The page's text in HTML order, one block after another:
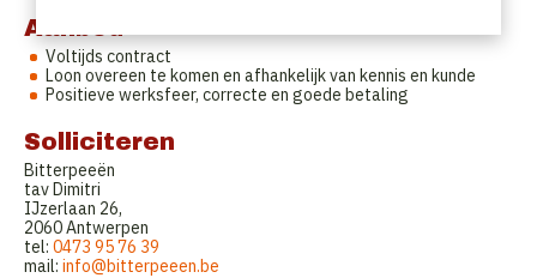
Aanbod
Voltijds contract
Loon overeen te komen en afhankelijk van kennis en kunde
Positieve werksfeer, correcte en goede betaling
Solliciteren
Bitterpeeën
tav Dimitri
IJzerlaan 26,
2060 Antwerpen
tel: 0473 95 76 39
mail: info@bitterpeeen.be